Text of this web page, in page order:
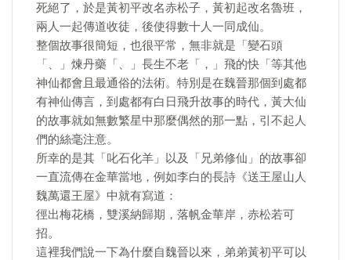
死絕了，於是黃初平改名赤松子，黃初起改名魯班，
兩人一起傳道收徒，後使得數十人一同成仙。
整個故事很簡短，也很平常，無非就是「變石頭
「、」煉丹藥「、」長生不老「，」飛的快「等其他
神仙都會且最通俗的法術。特別是在魏晉那個到處都
有神仙傳言，到處都有白日飛升故事的時代，黃大仙
的故事就如無數繁星中那麼偶然的那一點，引不起人
們的絲毫注意。
所幸的是其「叱石化羊」以及「兄弟修仙」的故事卻
一直流傳在金華當地，例如李白的長詩《送王屋山人
魏萬還王屋》中就有寫道：
徑出梅花橋，雙溪納歸期，落帆金華岸，赤松若可
招。
這裡我們說一下為什麼自魏晉以來，弟弟黃初平可以